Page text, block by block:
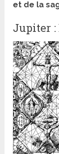
et de la
Jupiter :